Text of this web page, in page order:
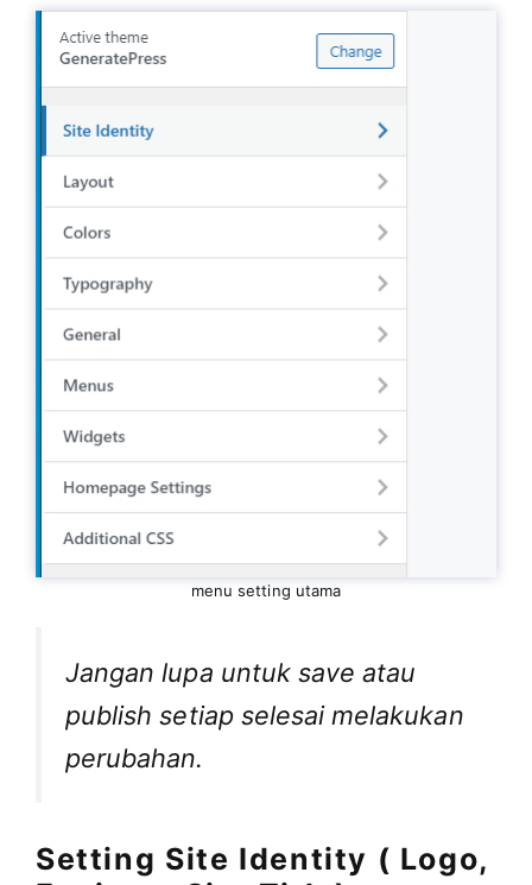
menu setting utama
Jangan lupa untuk save atau
publish setiap selesai melakukan
perubahan.
Setting Site Identity ( Logo,